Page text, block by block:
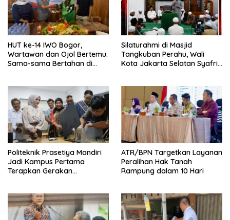
HUT ke-14 IWO Bogor,
Wartawan dan Ojol Bertemu:
Sama-sama Bertahan di
Silaturahmi di Masjid
Tangkuban Perahu, Wali
Kota Jakarta Selatan Syafrin
Politeknik Prasetiya Mandiri
Jadi Kampus Pertama
Terapkan Gerakan
ATR/BPN Targetkan Layanan
Peralihan Hak Tanah
Rampung dalam 10 Hari